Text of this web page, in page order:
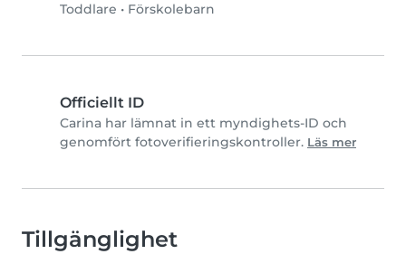
Toddlare • Förskolebarn
Officiellt ID
Carina har lämnat in ett myndighets-ID och
genomfört fotoverifieringskontroller. Läs mer
Tillgänglighet